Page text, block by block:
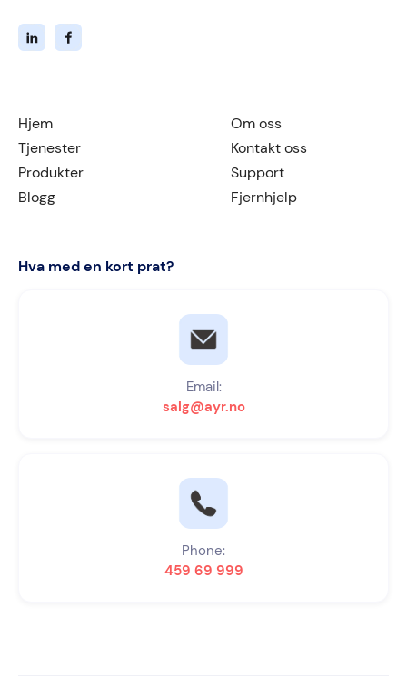
Hjem
Tjenester
Produkter
Blogg
Om oss
Kontakt oss
Support
Fjernhjelp
Hva med en kort prat?
Email:
salg@ayr.no
Phone:
459 69 999